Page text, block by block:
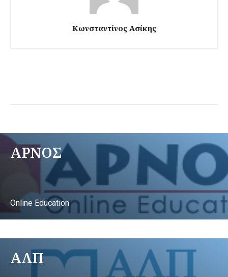
Κωνσταντίνος Ασίκης
ΑΡΝΟΣ
Online Education
ΑΛΠ